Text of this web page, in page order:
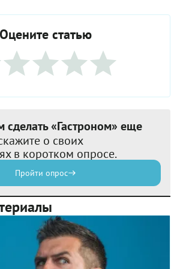
Оцените статью
сделать «Гастроном» еще
о своих
в коротком опросе.
Пройти опрос